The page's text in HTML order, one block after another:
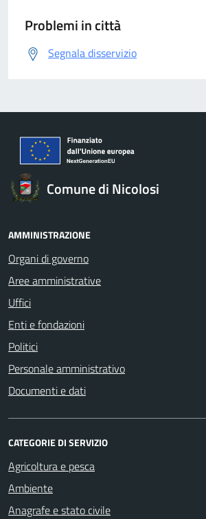
Problemi in città
Segnala disservizio
Comune di Nicolosi
AMMINISTRAZIONE
Organi di governo
Aree amministrative
Uffici
Enti e fondazioni
Politici
Personale amministrativo
Documenti e dati
CATEGORIE DI SERVIZIO
Agricoltura e pesca
Ambiente
Anagrafe e stato civile